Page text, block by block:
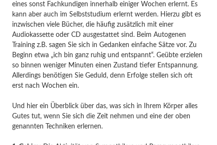
eines sonst Fachkundigen innerhalb einiger Wochen erlernt. Es
kann aber auch im Selbststudium erlernt werden. Hierzu gibt es
inzwischen viele Bücher, die häufig zusätzlich mit einer
Audiokassette oder CD ausgestattet sind. Beim Autogenen
Training z.B. sagen Sie sich in Gedanken einfache Sätze vor. Zu
Beginn etwa „ich bin ganz ruhig und entspannt“. Geübte erzielen
so binnen weniger Minuten einen Zustand tiefer Entspannung.
Allerdings benötigen Sie Geduld, denn Erfolge stellen sich oft
erst nach Wochen ein.
Und hier ein Überblick über das, was sich in Ihrem Körper alles
Gutes tut, wenn Sie sich die Zeit nehmen und eine der oben
genannten Techniken erlernen.